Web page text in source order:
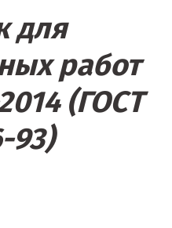
для
работ
(ГОСТ
93)